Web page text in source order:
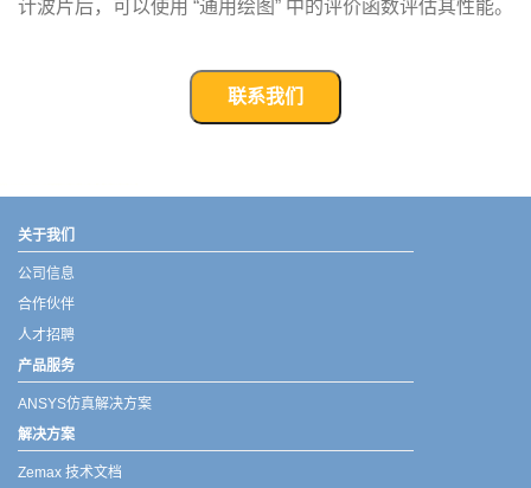
计波片后，可以使用 “通用绘图” 中的评价函数评估其性能。
联系我们
关于我们
公司信息
合作伙伴
人才招聘
产品服务
ANSYS仿真解决方案
解决方案
Zemax 技术文档